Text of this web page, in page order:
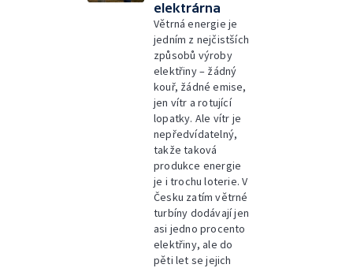
elektrárna
Větrná energie je
jedním z nejčistších
způsobů výroby
elektřiny – žádný
kouř, žádné emise,
jen vítr a rotující
lopatky. Ale vítr je
nepředvídatelný,
takže taková
produkce energie
je i trochu loterie. V
Česku zatím větrné
turbíny dodávají jen
asi jedno procento
elektřiny, ale do
pěti let se jejich